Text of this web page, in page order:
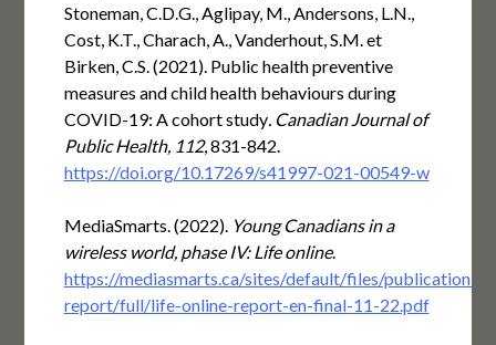
Stoneman, C.D.G., Aglipay, M., Andersons, L.N.,
Cost, K.T., Charach, A., Vanderhout, S.M. et
Birken, C.S. (2021). Public health preventive
measures and child health behaviours during
COVID-19: A cohort study. Canadian Journal of
Public Health, 112, 831-842.
https://doi.org/10.17269/s41997-021-00549-w
MediaSmarts. (2022). Young Canadians in a
wireless world, phase IV: Life online.
https://mediasmarts.ca/sites/default/files/publication-
report/full/life-online-report-en-final-11-22.pdf